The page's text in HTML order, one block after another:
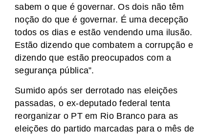
sabem o que é governar. Os dois não têm
noção do que é governar. É uma decepção
todos os dias e estão vendendo uma ilusão.
Estão dizendo que combatem a corrupção e
dizendo que estão preocupados com a
segurança pública”.
Sumido após ser derrotado nas eleições
passadas, o ex-deputado federal tenta
reorganizar o PT em Rio Branco para as
eleições do partido marcadas para o mês de